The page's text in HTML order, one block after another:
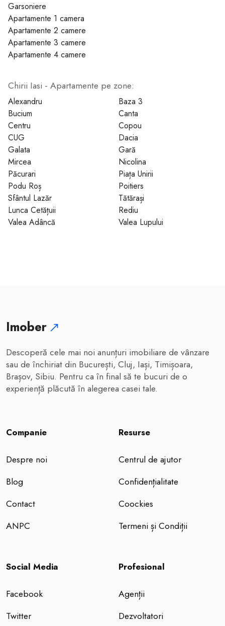
Garsoniere
Apartamente 1 camera
Apartamente 2 camere
Apartamente 3 camere
Apartamente 4 camere
Chirii Iasi - Apartamente pe zone:
Alexandru
Baza 3
Bucium
Canta
Centru
Copou
CUG
Dacia
Galata
Gară
Mircea
Nicolina
Păcurari
Piața Unirii
Podu Roș
Poitiers
Sfântul Lazăr
Tătărași
Lunca Cetățuii
Rediu
Valea Adâncă
Valea Lupului
Imober
Descoperă cele mai noi anunțuri imobiliare de vânzare
sau de închiriat din București, Cluj, Iași, Timișoara,
Brașov, Sibiu. Pentru ca în final să te bucuri de o
experiență plăcută în alegerea casei tale.
Companie
Despre noi
Blog
Contact
ANPC
Resurse
Centrul de ajutor
Confidențialitate
Coockies
Termeni și Condiții
Social Media
Facebook
Twitter
Profesional
Agenții
Dezvoltatori